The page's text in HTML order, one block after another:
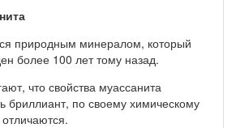
природным минералом, который
более 100 лет тому назад.
что свойства муассанита
бриллиант, по своему химическому